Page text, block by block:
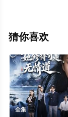
陆电视剧，大
息可移步至豆瓣
猜你喜欢
全集